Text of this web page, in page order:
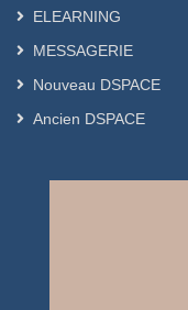
ELEARNING
MESSAGERIE
Nouveau DSPACE
Ancien DSPACE